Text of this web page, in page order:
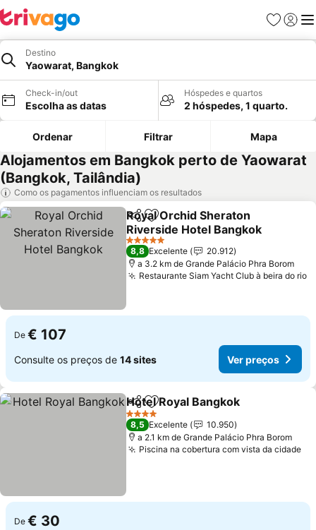
Favoritos
Iniciar
Destino
Yaowarat, Bangkok
Check-in/out
Escolha as datas
Hóspedes e quartos
2 hóspedes, 1 quarto.
Ordenar Filtrar Mapa
Alojamentos em Bangkok perto de Yaowarat
(Bangkok, Tailândia)
Como os pagamentos influenciam os resultados
PartilharAdicionar aos favoritos
Royal Orchid Sheraton
Riverside Hotel Bangkok
5 Estrelas
8,8 Excelente
20.912
a 3.2 km de Grande Palácio Phra Borom
Restaurante Siam Yacht Club à beira do rio
De € 107
Consulte os preços de 14 sites Ver preços
PartilharAdicionar aos favoritos
Hotel Royal Bangkok
4 Estrelas
8,5 Excelente
10.950
a 2.1 km de Grande Palácio Phra Borom
Piscina na cobertura com vista da cidade
De € 30